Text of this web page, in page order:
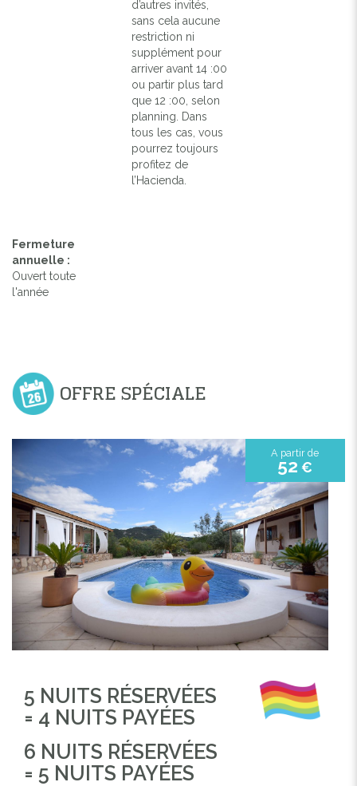
LA PISCINE 5 X 10 METRES
d’autres invités,
sans cela aucune
restriction ni
supplément pour
arriver avant 14 :00
ou partir plus tard
que 12 :00, selon
planning. Dans
tous les cas, vous
pourrez toujours
profitez de
l’Hacienda.
Fermeture
annuelle :
Ouvert toute
l'année
OFFRE SPÉCIALE
A partir de
52 €
5 NUITS RÉSERVÉES
= 4 NUITS PAYÉES
6 NUITS RÉSERVÉES
= 5 NUITS PAYÉES